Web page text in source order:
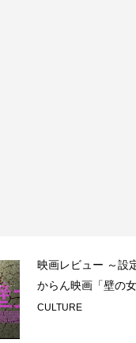
映画レビュー ～設
からん映画「壁の
CULTURE